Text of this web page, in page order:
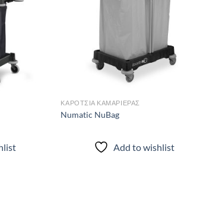
ΚΑΡΌΤΣΙΑ ΚΑΜΑΡΙΈΡΑΣ
Numatic NuBag
Add to wishlist